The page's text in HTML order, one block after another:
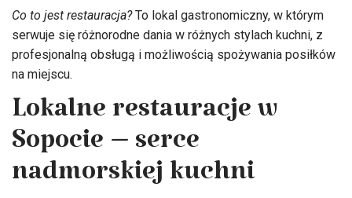
Co to jest restauracja?To lokal gastronomiczny, w którym
serwuje się różnorodne dania w różnych stylach kuchni, z
profesjonalną obsługą i możliwością spożywania posiłków
na miejscu.
Lokalne restauracje w
Sopocie – serce
nadmorskiej kuchni